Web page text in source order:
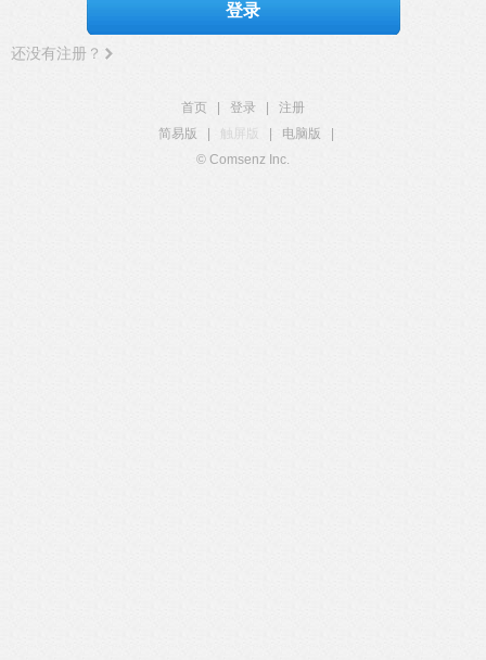
登录
还没有注册？
首页 登录
注册
简易版
触屏版 电脑版
© Comsenz Inc.